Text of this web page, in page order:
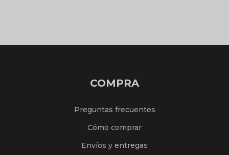
COMPRA
Preguntas frecuentes
Cómo comprar
Envíos y entregas